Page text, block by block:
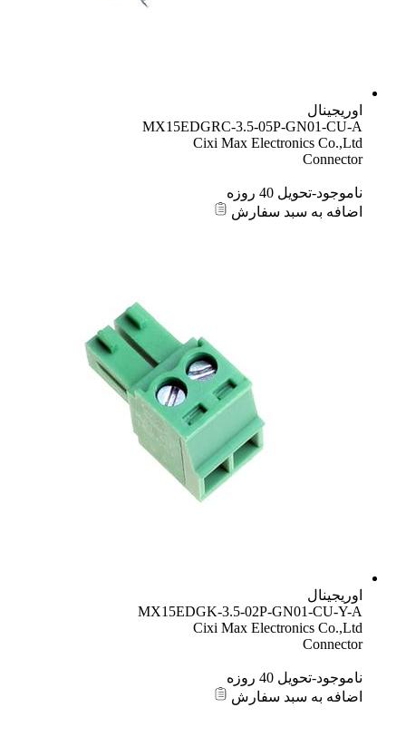
اوریجینال
MX15EDGRC-3.5-05P-GN01-CU-A
Cixi Max Electronics Co.,Ltd
Connector
ناموجود-تحویل 40 روزه
اضافه به سبد سفارش
اوریجینال
MX15EDGK-3.5-02P-GN01-CU-Y-A
Cixi Max Electronics Co.,Ltd
Connector
ناموجود-تحویل 40 روزه
اضافه به سبد سفارش